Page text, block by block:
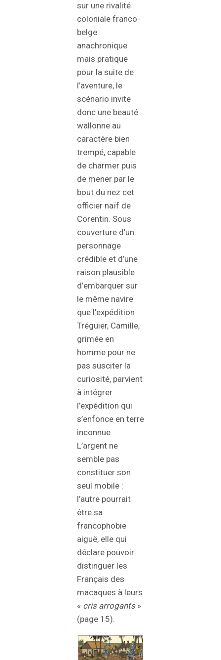
sur une rivalité
coloniale franco-
belge
anachronique
mais pratique
pour la suite de
l’aventure, le
scénario invite
donc une beauté
wallonne au
caractère bien
trempé, capable
de charmer puis
de mener par le
bout du nez cet
officier naïf de
Corentin. Sous
couverture d’un
personnage
crédible et d’une
raison plausible
d’embarquer sur
le même navire
que l’expédition
Tréguier, Camille,
grimée en
homme pour ne
pas susciter la
curiosité, parvient
à intégrer
l’expédition qui
s’enfonce en terre
inconnue.
L’argent ne
semble pas
constituer son
seul mobile :
l’autre pourrait
être sa
francophobie
aiguë, elle qui
déclare pouvoir
distinguer les
Français des
macaques à leurs
« cris arrogants»
(page 15).